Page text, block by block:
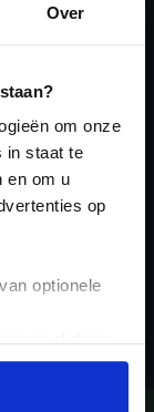
Over
om onze
in staat te
en om u
op
optionele
voor de